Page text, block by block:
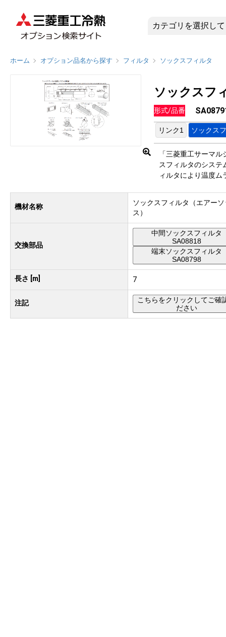
SA08791
ホーム オプション品名から探す フィルタ ソックスフィルタ
ソックスフ
形式/品番
リンク1 ソックス
「三菱重工サーマ
スフィルタのシステ
ィルタにより温度
機材名称
ソックスフィルタ（エアー
ス）
交換部品
中間ソックスフィルタ
SA08818
端末ソックスフィルタ
SA08798
長さ [m] 7
注記
こちらをクリックしてご確
ださい